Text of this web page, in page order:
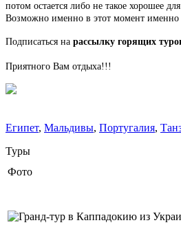
потом остается либо не такое хорошее
Возможно именно в этот момент именно
Подписаться на рассылку горящих
Приятного Вам отдыха!!!
Египет, Мальдивы, Португалия,
Туры
Фото